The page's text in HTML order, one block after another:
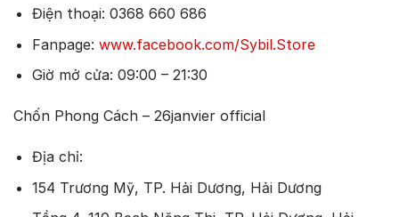
Điện thoại: 0368 660 686
Fanpage: www.facebook.com/Sybil.Store
Giờ mở cửa: 09:00 – 21:30
Chốn Phong Cách – 26janvier official
Địa chỉ:
154 Trương Mỹ, TP. Hải Dương, Hải Dương